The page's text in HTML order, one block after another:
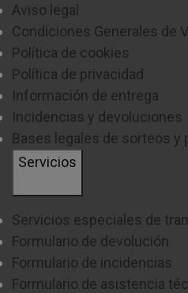
Aviso legal
Condiciones Generales de
Política de cookies
Política de privacidad
Información de entrega
Incidencias y devoluciones
Bases legales de sorteos y
Servicios
Servicios especiales de
Formulario de devolución
Formulario de incidencias
Formulario de asistencia